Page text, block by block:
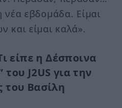
νέα εβδομάδα. Είμαι
και είμαι καλά».
είπε η Δέσποινα
J2US για την
του Βασίλη